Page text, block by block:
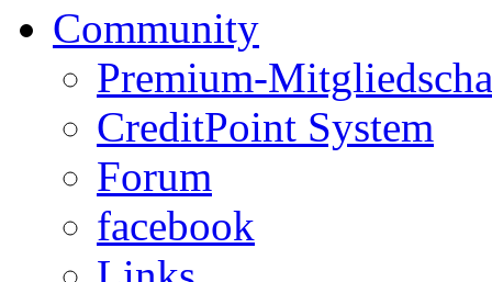
Community
Premium-
CreditPoint System
Forum
facebook